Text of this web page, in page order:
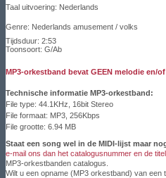
Taal uitvoering: Nederlands
Genre: Nederlands amusement / volks
Tijdsduur: 2:53
Toonsoort: G/Ab
MP3-orkestband bevat GEEN melodie en/
Technische informatie MP3-orkestband:
File type: 44.1KHz, 16bit Stereo
File formaat: MP3, 256Kbps
File grootte: 6.94 MB
Staat een song wel in de MIDI-lijst maar
e-mail ons dan het catalogusnummer en de titel.
MP3-orkestbanden catalogus.
Wilt u een opname (MP3 orkestband) van